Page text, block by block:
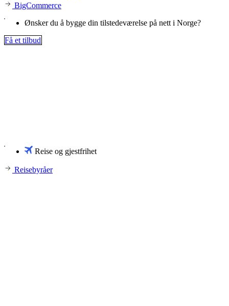
BigCommerce
Ønsker du å bygge din tilstedeværelse på nett i Norge?
Få et tilbud
Reise og gjestfrihet
Reisebyråer